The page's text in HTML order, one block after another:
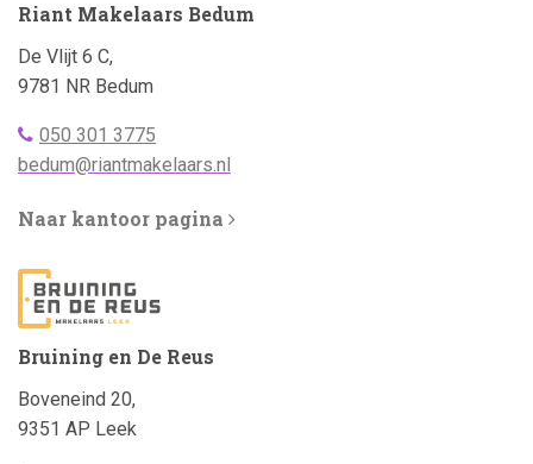
Riant Makelaars Bedum
Adres:
De Vlijt 6 C,
9781 NR Bedum
Telefoonnummer
bellen:
050 301 3775
Emailadres:
bedum@riantmakelaars.nl
Naar kantoor pagina
Bruining en De Reus
Adres:
Boveneind 20,
9351 AP Leek